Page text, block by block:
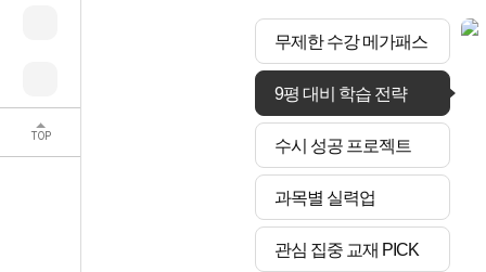
TOP
무제한 수강 메가패스
9평 대비 학습 전략
수시 성공 프로젝트
과목별 실력업
관심 집중 교재 PICK